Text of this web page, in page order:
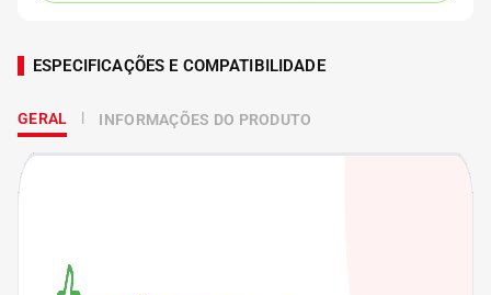
ESPECIFICAÇÕES E COMPATIBILIDADE
GERAL INFORMAÇÕES DO PRODUTO